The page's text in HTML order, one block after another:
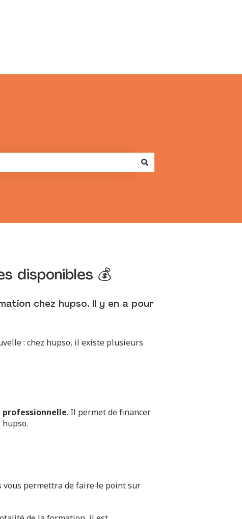
disponibles 💰
chez hupso. Il y en a pour
: chez hupso, il existe plusieurs
. Il permet de financer
vous permettra de faire le point sur